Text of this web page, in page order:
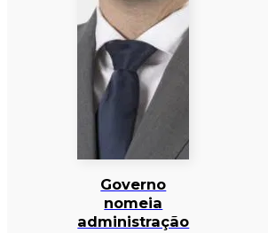
Governo
nomeia
administração